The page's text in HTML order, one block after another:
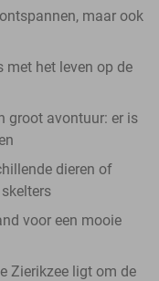
maar ook
met het leven op de
groot avontuur: er is
dieren of
voor een mooie
Zierikzee ligt om de